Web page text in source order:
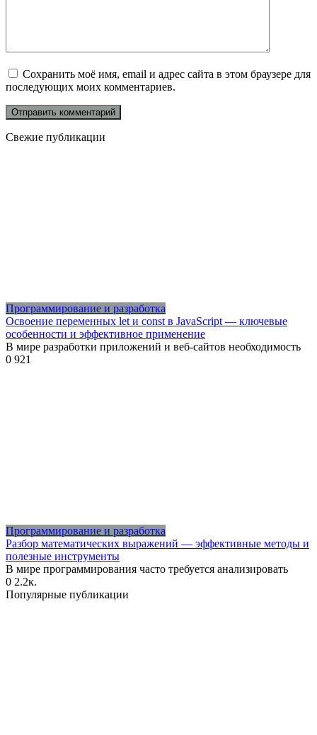
Сохранить моё имя, email и адрес сайта в этом браузере для
последующих моих комментариев.
Свежие публикации
Программирование и разработка
Освоение переменных let и const в JavaScript — ключевые
особенности и эффективное применение
В мире разработки приложений и веб-сайтов необходимость
0 921
Программирование и разработка
Разбор математических выражений — эффективные методы и
полезные инструменты
В мире программирования часто требуется анализировать
0 2.2к.
Популярные публикации